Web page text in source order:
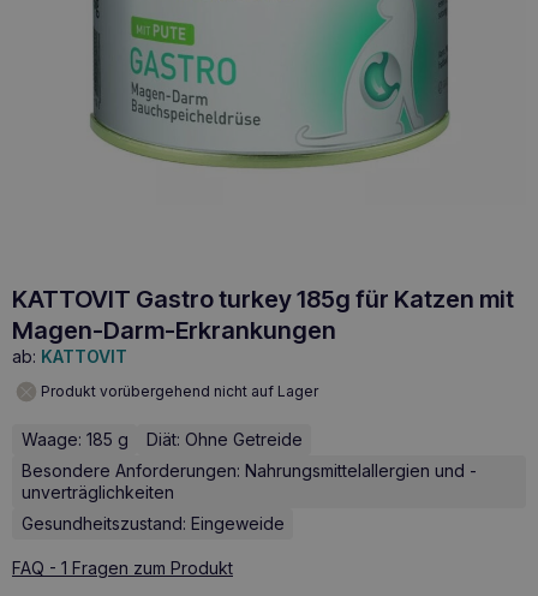
KATTOVIT Gastro turkey 185g für Katzen mit
Magen-Darm-Erkrankungen
ab: KATTOVIT
Produkt vorübergehend nicht auf Lager
Waage: 185 g
Diät: Ohne Getreide
Besondere Anforderungen: Nahrungsmittelallergien und -
unverträglichkeiten
Gesundheitszustand: Eingeweide
FAQ - 1 Fragen zum Produkt